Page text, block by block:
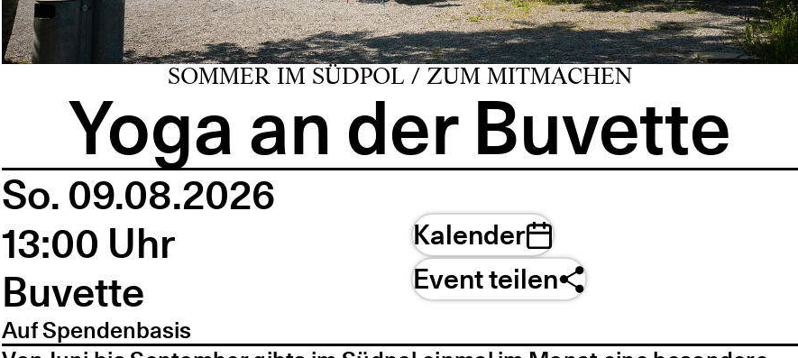
SOMMER IM SÜDPOL / ZUM MITMACHEN
Yoga an der Buvette
So. 09.08.2026
13:00 Uhr
Buvette
Auf Spendenbasis
Kalender
Event teilen